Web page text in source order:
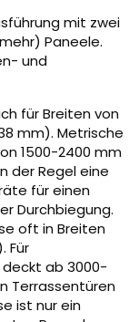
mit zwei
Paneele.
und
für Breiten von
mm). Metrische
1500-2400 mm
der Regel eine
für einen
Durchbiegung.
oft in Breiten
Für
ab 3000-
Terrassentüren
ist nur ein